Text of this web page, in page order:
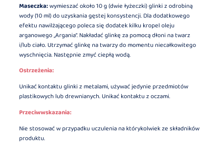
Maseczka:wymieszać około 10 g (dwie łyżeczki) glinki z odrobiną
wody (10 ml) do uzyskania gęstej konsystencji. Dla dodatkowego
efektu nawilżającego poleca się dodatek kilku kropel oleju
arganowego „Argania”. Nakładać glinkę za pomocą dłoni na twarz
i/lub ciało. Utrzymać glinkę na twarzy do momentu niecałkowitego
wyschnięcia. Następnie zmyć ciepłą wodą.
Ostrzeżenia:
Unikać kontaktu glinki z metalami, używać jedynie przedmiotów
plastikowych lub drewnianych. Unikać kontaktu z oczami.
Przeciwwskazania:
Nie stosować w przypadku uczulenia na którykolwiek ze składników
produktu.